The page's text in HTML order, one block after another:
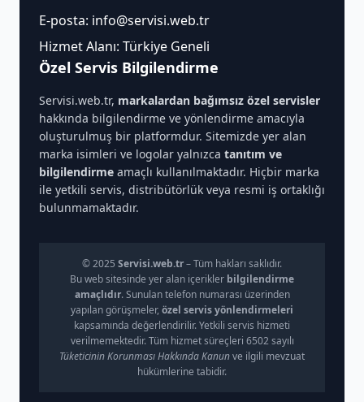
E-posta: info@servisi.web.tr
Hizmet Alanı: Türkiye Geneli
Özel Servis Bilgilendirme
Servisi.web.tr, markalardan bağımsız özel servisler
hakkında bilgilendirme ve yönlendirme amacıyla
oluşturulmuş bir platformdur. Sitemizde yer alan
marka isimleri ve logolar yalnızca tanıtım ve
bilgilendirme amaçlı kullanılmaktadır. Hiçbir marka
ile yetkili servis, distribütörlük veya resmi iş ortaklığı
bulunmamaktadır.
© 2025 Servisi.web.tr– Tüm hakları saklıdır.
Bu web sitesinde yer alan içerikler bilgilendirme
amaçlıdır. Sunulan telefon numarası üzerinden
yapılan görüşmeler, özel servis yönlendirmeleri
kapsamında değerlendirilir. Yetkili servis hizmeti
verilmemektedir. Tüm hizmet süreçleri 6502 sayılı
Tüketicinin Korunması Hakkında Kanunve ilgili mevzuat
hükümlerine tabidir.